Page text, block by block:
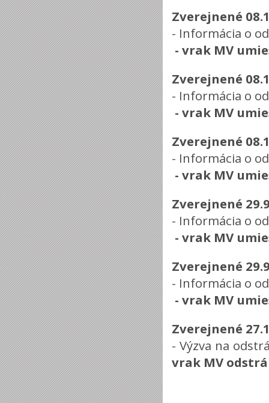
Zverejnené
- Informácia o
- vrak MV
Zverejnené
- Informácia o
- vrak MV
Zverejnené
- Informácia o
- vrak MV
Zverejnené
- Informácia o
- vrak MV
Zverejnené
- Informácia o
- vrak MV
Zverejnené
- Výzva na
vrak MV